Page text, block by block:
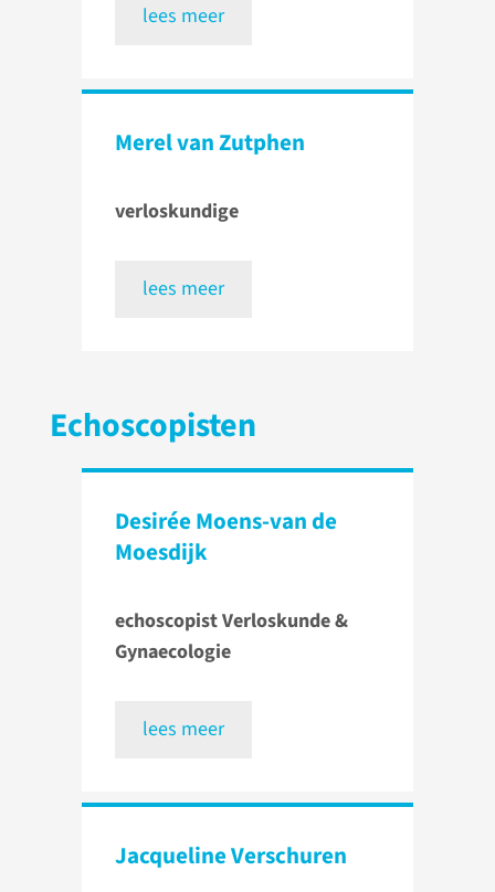
lees meer
Merel van Zutphen
verloskundige
lees meer
Echoscopisten
Desirée Moens-van de
Moesdijk
echoscopist Verloskunde &
Gynaecologie
lees meer
Jacqueline Verschuren